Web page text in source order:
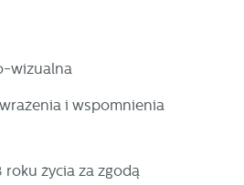
wizualna
i wspomnienia
roku życia za zgodą